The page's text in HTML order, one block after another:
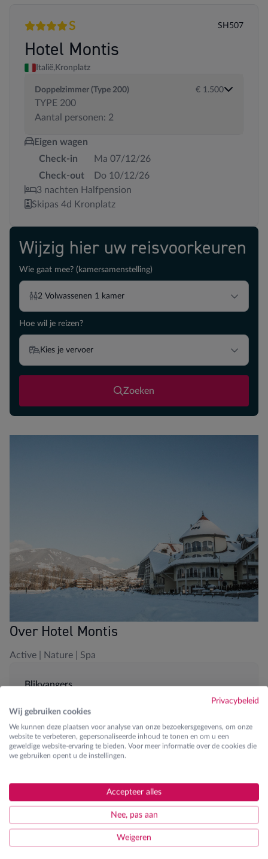
Privacybeleid
Wij gebruiken cookies
We kunnen deze plaatsen voor analyse van onze bezoekersgegevens, om onze
website te verbeteren, gepersonaliseerde inhoud te tonen en om u een
geweldige website-ervaring te bieden. Voor meer informatie over de cookies die
we gebruiken opent u de instellingen.
Accepteer alles
Nee, pas aan
Weigeren
4 sterrenSuperior
S SH507
Hotel Montis
Italië, Kronplatz
Doppelzimmer (Type 200)
TYPE 200
Aantal personen: 2
€ 1.500
Eigen wagen
Check-in
Ma 07/12/26
Check-out
Do 10/12/26
3 nachten Halfpension
Skipas 4d Kronplatz
Wijzig hier uw reisvoorkeuren
Wie gaat mee? (kamersamenstelling)
2 Volwassenen 1 kamer
Hoe wil je reizen?
Kies je vervoer
Zoeken
Over Hotel Montis
Active | Nature | Spa
Blikvangers
200m van dalstation
Hotelshuttle
Spa en wellness aanwezig
Fitness
JOSK kinderanimator tijdens paasvakantie
3/4de pension